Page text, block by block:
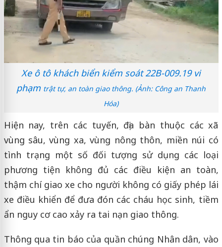
Xe ô tô khách biển kiểm soát 22B-009.19 vi
phạm trật tự, an toàn giao thông. (Ảnh: Công an Thanh
Hóa)
Hiện nay, trên các tuyến, địa bàn thuộc các xã
vùng sâu, vùng xa, vùng nông thôn, miền núi có
tình trạng một số đối tượng sử dụng các loại
phương tiện không đủ các điều kiện an toàn,
thậm chí giao xe cho người không có giấy phép lái
xe điều khiển để đưa đón các cháu học sinh, tiềm
ẩn nguy cơ cao xảy ra tai nạn giao thông.
Thông qua tin báo của quần chúng Nhân dân, vào